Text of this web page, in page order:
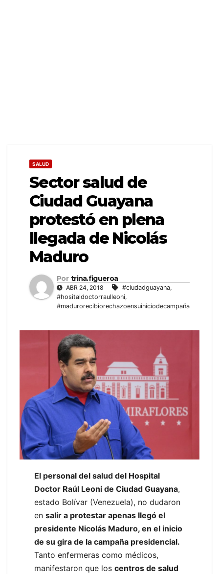
SALUD
Sector salud de
Ciudad Guayana
protestó en plena
llegada de Nicolás
Maduro
Por trina.figueroa
ABR 24, 2018 #ciudadguayana,
#hositaldoctorraulleoni,
#madurorecibiorechazoensuiniciodecampaña
El personal del salud del Hospital
Doctor Raúl Leoni de Ciudad Guayana,
estado Bolívar (Venezuela), no dudaron
en salir a protestar apenas llegó el
presidente Nicolás Maduro, en el inicio
de su gira de la campaña presidencial.
Tanto enfermeras como médicos,
manifestaron que los centros de salud